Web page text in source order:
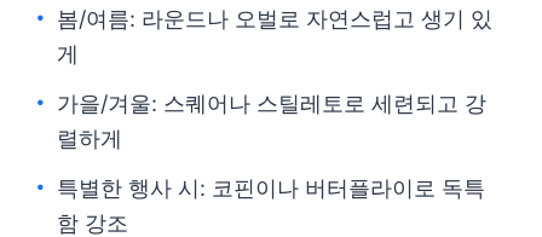
봄/여름: 라운드나 오벌로 자연스럽고 생기 있
게
가을/겨울: 스퀘어나 스틸레토로 세련되고 강
렬하게
특별한 행사 시: 코핀이나 버터플라이로 독특
함 강조